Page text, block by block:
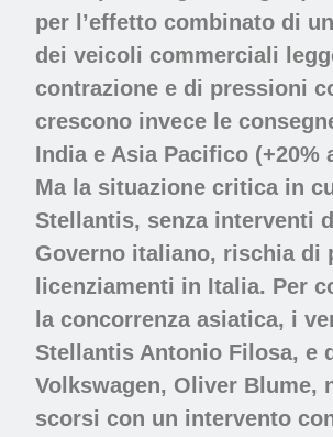
per l’effetto combinato di
dei veicoli commerciali
contrazione e di pressioni
crescono invece le
India e Asia Pacifico (+20%
Ma la situazione critica in
Stellantis, senza interventi
Governo italiano, rischia di
licenziamenti in Italia. Per
la concorrenza asiatica, i
Stellantis Antonio Filosa, e
Volkswagen, Oliver Blume,
scorsi con un intervento